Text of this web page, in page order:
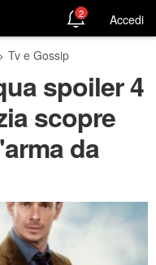
2 Accedi
Tv e Gossip
spoiler 4
scopre
da